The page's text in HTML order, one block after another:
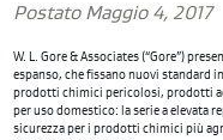
Postato Maggio 4, 2017
W. L. Gore & Associates (“Gore”)
espanso, che fissano nuovi standard
prodotti chimici pericolosi, prodotti
per uso domestico: la serie a elevata
sicurezza per i prodotti chimici più